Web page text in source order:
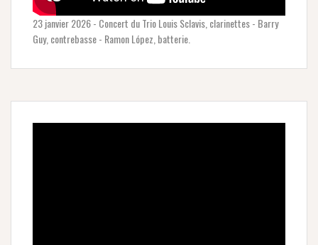
23 janvier 2026 - Concert du Trio Louis Sclavis, clarinettes - Barry
Guy, contrebasse - Ramon López, batterie.